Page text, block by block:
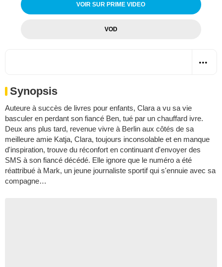
VOIR SUR PRIME VIDEO
VOD
Synopsis
Auteure à succès de livres pour enfants, Clara a vu sa vie
basculer en perdant son fiancé Ben, tué par un chauffard ivre.
Deux ans plus tard, revenue vivre à Berlin aux côtés de sa
meilleure amie Katja, Clara, toujours inconsolable et en manque
d'inspiration, trouve du réconfort en continuant d'envoyer des
SMS à son fiancé décédé. Elle ignore que le numéro a été
réattribué à Mark, un jeune journaliste sportif qui s'ennuie avec sa
compagne…